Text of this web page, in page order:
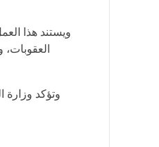
ويستند هذا
وتؤكد وزارة